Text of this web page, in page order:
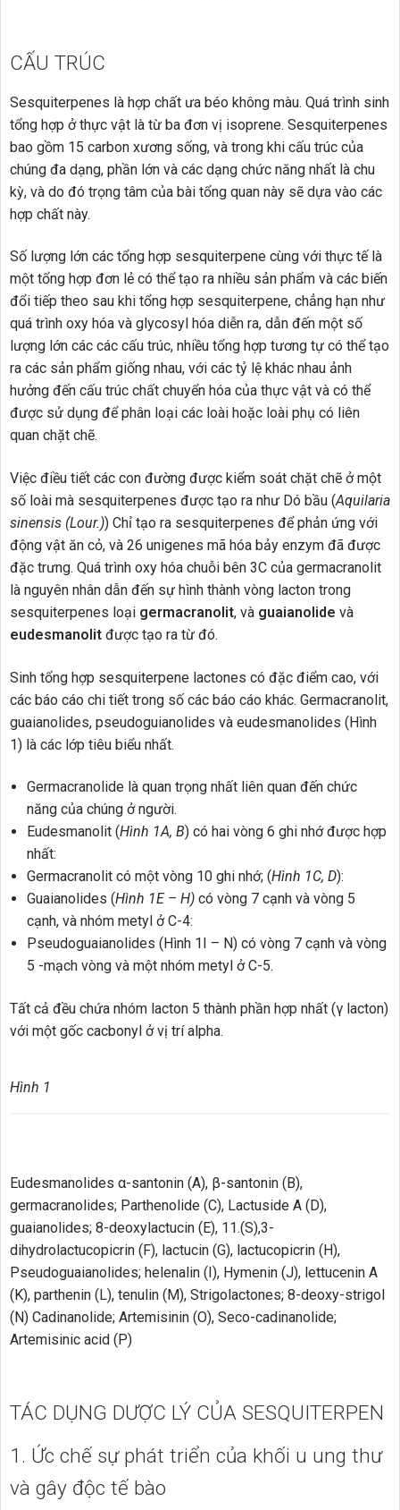
CẤU TRÚC
Sesquiterpenes là hợp chất ưa béo không màu. Quá trình sinh
tổng hợp ở thực vật là từ ba đơn vị isoprene. Sesquiterpenes
bao gồm 15 carbon xương sống, và trong khi cấu trúc của
chúng đa dạng, phần lớn và các dạng chức năng nhất là chu
kỳ, và do đó trọng tâm của bài tổng quan này sẽ dựa vào các
hợp chất này.
Số lượng lớn các tổng hợp sesquiterpene cùng với thực tế là
một tổng hợp đơn lẻ có thể tạo ra nhiều sản phẩm và các biến
đổi tiếp theo sau khi tổng hợp sesquiterpene, chẳng hạn như
quá trình oxy hóa và glycosyl hóa diễn ra, dẫn đến một số
lượng lớn các các cấu trúc, nhiều tổng hợp tương tự có thể tạo
ra các sản phẩm giống nhau, với các tỷ lệ khác nhau ảnh
hưởng đến cấu trúc chất chuyển hóa của thực vật và có thể
được sử dụng để phân loại các loài hoặc loài phụ có liên
quan chặt chẽ.
Việc điều tiết các con đường được kiểm soát chặt chẽ ở một
số loài mà sesquiterpenes được tạo ra như Dó bầu (Aquilaria
sinensis (Lour.)) Chỉ tạo ra sesquiterpenes để phản ứng với
động vật ăn cỏ, và 26 unigenes mã hóa bảy enzym đã được
đặc trưng. Quá trình oxy hóa chuỗi bên 3C của germacranolit
là nguyên nhân dẫn đến sự hình thành vòng lacton trong
sesquiterpenes loại germacranolit, và guaianolide và
eudesmanolit được tạo ra từ đó.
Sinh tổng hợp sesquiterpene lactones có đặc điểm cao, với
các báo cáo chi tiết trong số các báo cáo khác. Germacranolit,
guaianolides, pseudoguianolides và eudesmanolides (Hình
1) là các lớp tiêu biểu nhất.
Germacranolide là quan trọng nhất liên quan đến chức
năng của chúng ở người.
Eudesmanolit (Hình 1A, B) có hai vòng 6 ghi nhớ được hợp
nhất:
Germacranolit có một vòng 10 ghi nhớ; (Hình 1C, D):
Guaianolides (Hình 1E – H) có vòng 7 cạnh và vòng 5
cạnh, và nhóm metyl ở C-4:
Pseudoguaianolides (Hình 1I – N) có vòng 7 cạnh và vòng
5 -mạch vòng và một nhóm metyl ở C-5.
Tất cả đều chứa nhóm lacton 5 thành phần hợp nhất (γ lacton)
với một gốc cacbonyl ở vị trí alpha.
Hình 1
Eudesmanolides α-santonin (A), β-santonin (B),
germacranolides; Parthenolide (C), Lactuside A (D),
guaianolides; 8-deoxylactucin (E), 11.(S),3-
dihydrolactucopicrin (F), lactucin (G), lactucopicrin (H),
Pseudoguaianolides; helenalin (I), Hymenin (J), lettucenin A
(K), parthenin (L), tenulin (M), Strigolactones; 8-deoxy-strigol
(N) Cadinanolide; Artemisinin (O), Seco-cadinanolide;
Artemisinic acid (P)
TÁC DỤNG DƯỢC LÝ CỦA SESQUITERPEN
1. Ức chế sự phát triển của khối u ung thư
và gây độc tế bào